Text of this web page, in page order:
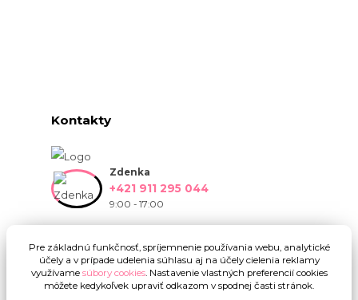
Kontakty
Zdenka
+421 911 295 044
9:00 - 17:00
Pre základnú funkčnosť, spríjemnenie používania webu, analytické
účely a v prípade udelenia súhlasu aj na účely cielenia reklamy
využívame súbory cookies. Nastavenie vlastných preferencií cookies
môžete kedykoľvek upraviť odkazom v spodnej časti stránok.